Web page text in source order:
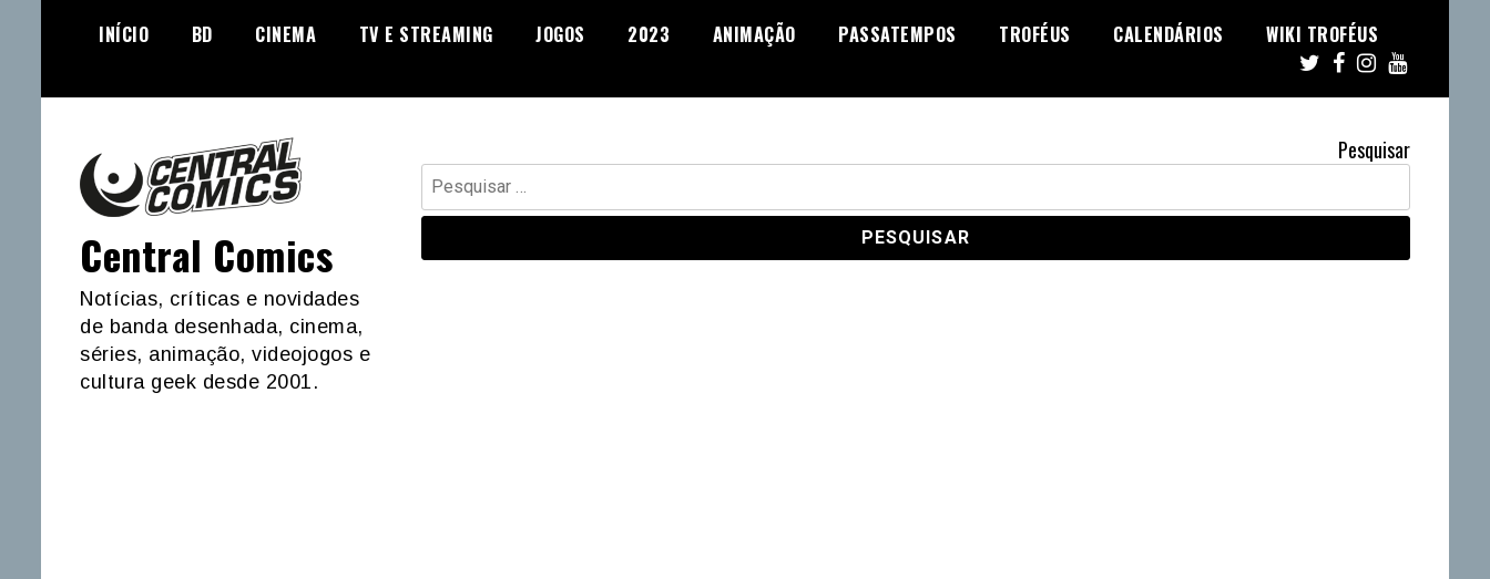
INÍCIO BD CINEMA TV E STREAMING JOGOS 2023 ANIMAÇÃO PASSATEMPOS TROFÉUS CALENDÁRIOS WIKI TROFÉUS
Pesquisar
Pesquisar
por:
Central Comics
Notícias, críticas e novidades
de banda desenhada, cinema,
séries, animação, videojogos e
cultura geek desde 2001.